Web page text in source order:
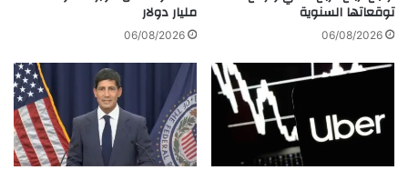
م
خ
و
ف
ض
ض
توقعاتها السنوية
06/08/2026
مليار دولار
06/08/2026